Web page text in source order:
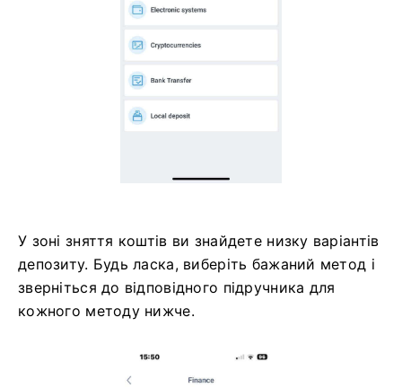
У зоні зняття коштів ви знайдете низку варіантів
депозиту. Будь ласка, виберіть бажаний метод і
зверніться до відповідного підручника для
кожного методу нижче.